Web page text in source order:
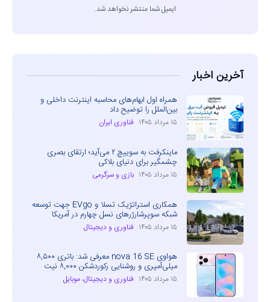
ایمیل شما منتشر نخواهد شد.
آخرین اخبار
همراه اول ابهام‌های محاسبه اینترنت داخلی و
بین‌الملل را توضیح داد
۱۵ مرداد ۱۴۰۵ فناوری ایران
ماینکرفت به سوییچ ۲ می‌آید؛ ارتقای بصری
چشمگیر برای دنیای بلاکی
۱۵ مرداد ۱۴۰۵ بازی و سرگرمی
همکاری استراتژیک تسلا و EVgo جهت توسعه
شبکه سوپرشارژرهای نسل چهارم در آمریکا
۱۵ مرداد ۱۴۰۵ فناوری و دیجیتال
هواوی nova 16 SE معرفی شد: باتری ۸,۵۰۰
میلی‌آمپری و روشنایی رکوردشکن ۸,۰۰۰ نیت
۱۵ مرداد ۱۴۰۵ فناوری و دیجیتال، موبایل